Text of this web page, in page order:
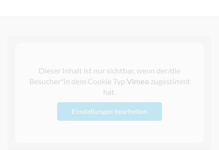
Dieser Inhalt ist nur sichtbar, wenn der/die
Besucher*in dem Cookie Typ Vimeo zugestimmt
hat.
Einstellungen bearbeiten